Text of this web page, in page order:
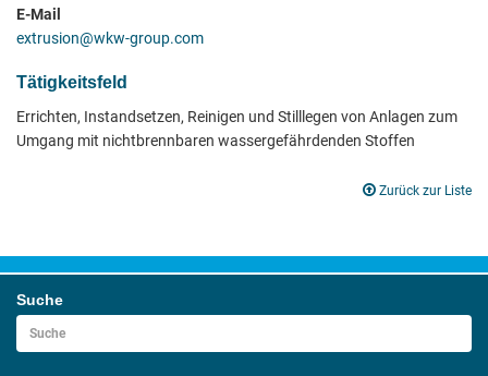
E-Mail
extrusion@wkw-group.com
Tätigkeitsfeld
Errichten, Instandsetzen, Reinigen und Stilllegen von Anlagen zum
Umgang mit nichtbrennbaren wassergefährdenden Stoffen
Zurück zur Liste
Suche